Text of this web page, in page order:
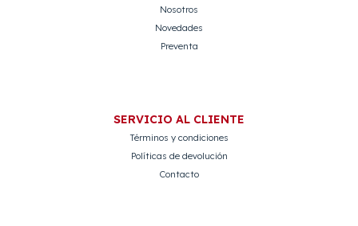
Nosotros
Novedades
Preventa
SERVICIO AL CLIENTE
Términos y condiciones
Políticas de devolución
Contacto